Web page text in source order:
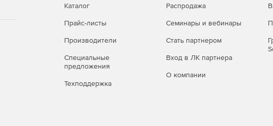
к коммутаторам в сети, включая сведения о MAC-адресах, IP-адресах
браузер MIB, обеспечивающий загрузку и обзор MIB, а
связанных с протоколом SNMP.
служит для установления подключений интерфейса командной
Unix и Linux. Он полезен при поиске и устранении неполадок, поскольку
службы, завершать процессы и мгновенно выполнять команды CLI.
Каталог
Прайс-листы
Производители
Специальные
предложения
Техподдержка
Распродажа
Семинары и вебинары
Стать партнером
Вход в ЛК партнера
О компании